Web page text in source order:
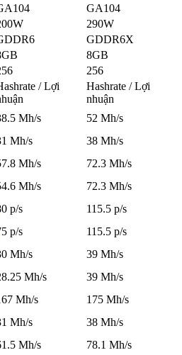
GA104
290W
GDDR6X
8GB
256
/ Lợi
Hashrate / Lợi
nhuận
Mh/s 52 Mh/s
Mh/s 38 Mh/s
Mh/s 72.3 Mh/s
Mh/s 72.3 Mh/s
p/s 115.5 p/s
p/s 115.5 p/s
Mh/s 39 Mh/s
Mh/s 39 Mh/s
Mh/s 175 Mh/s
Mh/s 38 Mh/s
Mh/s 78.1 Mh/s